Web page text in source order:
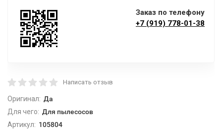
Заказ по телефону
+7 (919) 778-01-38
Написать отзыв
Оригинал: Да
Для чего: Для пылесосов
Артикул: 105804